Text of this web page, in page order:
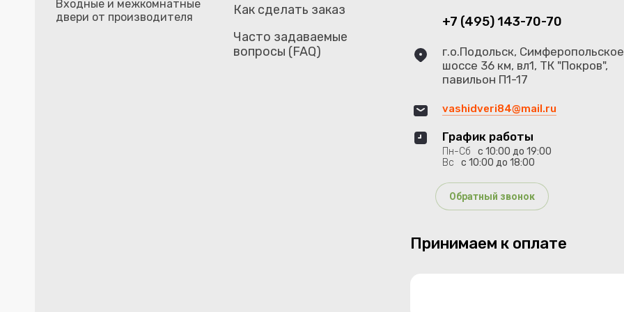
Входные и межкомнатные
двери от производителя
Как сделать заказ
Часто задаваемые
вопросы (FAQ)
+7 (495) 143-70-70
г.о.Подольск, Симферопольское
шоссе 36 км, вл1, ТК "Покров",
павильон П1-17
vashidveri84@mail.ru
График работы
Пн-Сб
с 10:00 до 19:00
Вс
с 10:00 до 18:00
Обратный звонок
Принимаем к оплате